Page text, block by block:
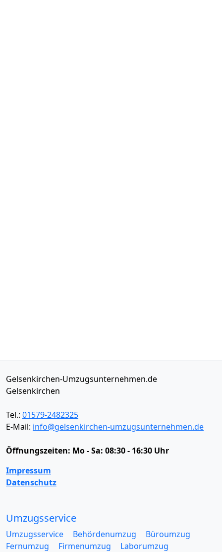
Gelsenkirchen-Umzugsunternehmen.de
Gelsenkirchen
Tel.: 01579-2482325
E-Mail: info@gelsenkirchen-umzugsunternehmen.de
Öffnungszeiten: Mo - Sa: 08:30 - 16:30 Uhr
Impressum
Datenschutz
Umzugsservice
Umzugsservice Behördenumzug
Büroumzug
Fernumzug
Firmenumzug
Laborumzug